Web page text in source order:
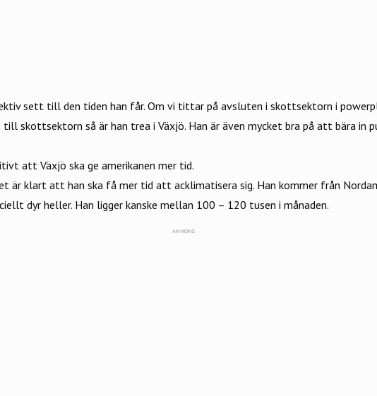
sett till den tiden han får. Om vi tittar på avsluten i skottsektorn i
skottsektorn så är han trea i Växjö. Han är även mycket bra på att bära in
att Växjö ska ge amerikanen mer tid.
är klart att han ska få mer tid att acklimatisera sig. Han kommer från
dyr heller. Han ligger kanske mellan 100 – 120 tusen i månaden.
ANNONS